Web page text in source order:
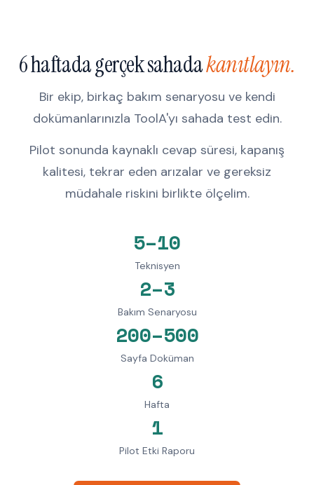
6 haftada gerçek sahadakanıtlayın.
Bir ekip, birkaç bakım senaryosu ve kendi
dokümanlarınızla ToolA'yı sahada test edin.
Pilot sonunda kaynaklı cevap süresi, kapanış
kalitesi, tekrar eden arızalar ve gereksiz
müdahale riskini birlikte ölçelim.
5–10
Teknisyen
2–3
Bakım Senaryosu
200–500
Sayfa Doküman
6
Hafta
1
Pilot Etki Raporu